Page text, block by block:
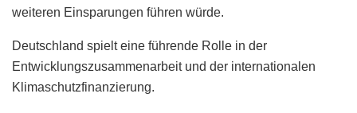
weiteren Einsparungen führen würde.
Deutschland spielt eine führende Rolle in der
Entwicklungszusammenarbeit und der internationalen
Klimaschutzfinanzierung.